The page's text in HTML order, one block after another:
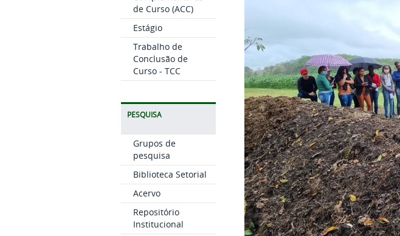
de Curso (ACC)
Estágio
Trabalho de
Conclusão de
Curso - TCC
PESQUISA
Grupos de
pesquisa
Biblioteca Setorial
Acervo
Repositório
Institucional